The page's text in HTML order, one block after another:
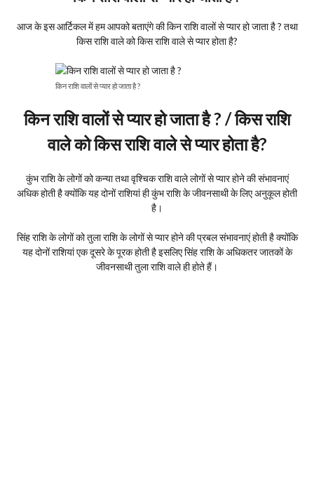
आज के इस आर्टिकल में हम आपको बताएंगे की किन राशि वालों से प्यार हो जाता है ? तथा
किस राशि वाले को किस राशि वाले से प्यार होता है?
किन राशि वालों से प्यार हो जाता है ?
किन राशि वालों से प्यार हो जाता है ? / किस राशि
वाले को किस राशि वाले से प्यार होता है?
कुंभ राशि के लोगों को कन्या तथा वृश्चिक राशि वाले लोगों से प्यार होने की संभावनाएं
अधिक होती है क्योंकि यह दोनों राशियां ही कुंभ राशि के जीवनसाथी के लिए अनुकूल होती
है।
सिंह राशि के लोगों को तुला राशि के लोगों से प्यार होने की प्रबल संभावनाएं होती है क्योंकि
यह दोनों राशियां एक दूसरे के पूरक होती है इसलिए सिंह राशि के अधिकतर जातकों के
जीवनसाथी तुला राशि वाले ही होते हैं।